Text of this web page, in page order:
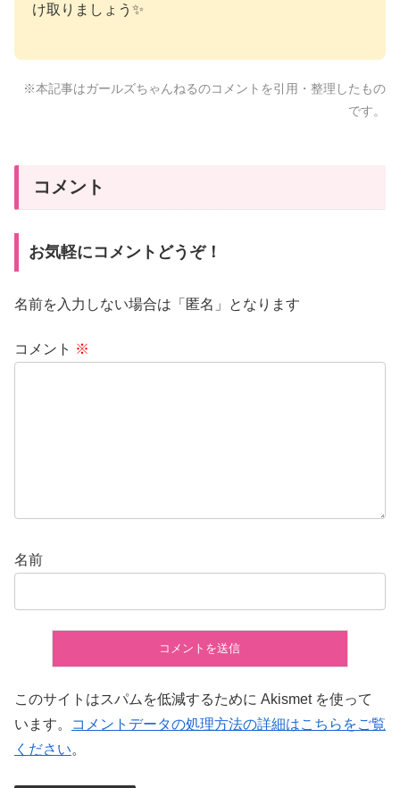
け取りましょう✨
※本記事はガールズちゃんねるのコメントを引用・整理したもの
です。
コメント
お気軽にコメントどうぞ！
名前を入力しない場合は「匿名」となります
コメント ※
名前
このサイトはスパムを低減するために Akismet を使って
います。
コメントデータの処理方法の詳細はこちらをご覧
ください。